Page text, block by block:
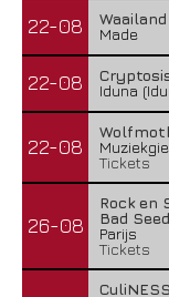
22-08
Made
22-08
Iduna
22-08
Tickets
26-08
Rock en
Bad
Parijs
Tickets